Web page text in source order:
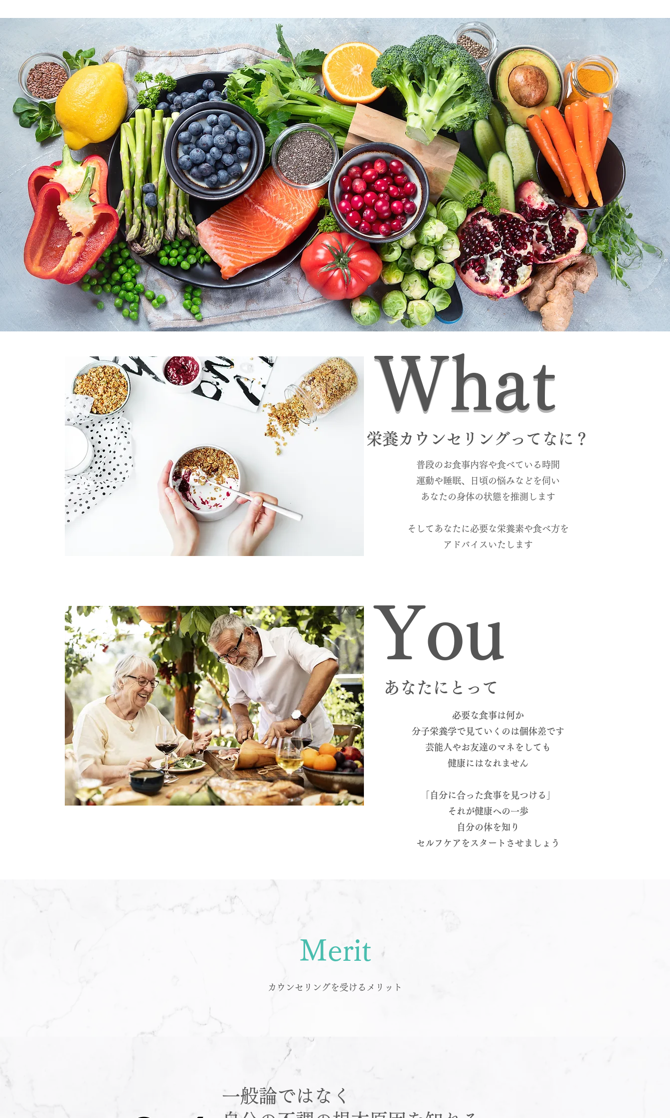
栄養カウンセリングってなに？
普段のお食事内容や食べている時間
運動や睡眠、日頃の悩みなどを伺い
あなたの身体の状態を推測します​
そしてあなたに必要な栄養素や食べ方を
​アドバイスいたします
What
あなたにとって
必要な食事は何か
分子栄養学で見ていくのは個体差です
芸能人やお友達のマネをしても
​健康にはなれません
「自分に合った食事を見つける」
それが健康への一歩
自分の体を知り
セルフケアをスタートさせましょう
You
Merit
カウンセリングを受けるメリット
一般論ではなく